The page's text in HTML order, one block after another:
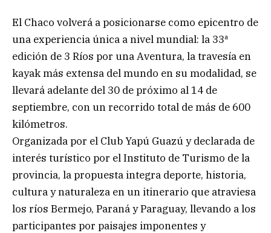
El Chaco volverá a posicionarse como epicentro de
una experiencia única a nivel mundial: la 33ª
edición de 3 Ríos por una Aventura, la travesía en
kayak más extensa del mundo en su modalidad, se
llevará adelante del 30 de próximo al 14 de
septiembre, con un recorrido total de más de 600
kilómetros.
Organizada por el Club Yapú Guazú y declarada de
interés turístico por el Instituto de Turismo de la
provincia, la propuesta integra deporte, historia,
cultura y naturaleza en un itinerario que atraviesa
los ríos Bermejo, Paraná y Paraguay, llevando a los
participantes por paisajes imponentes y